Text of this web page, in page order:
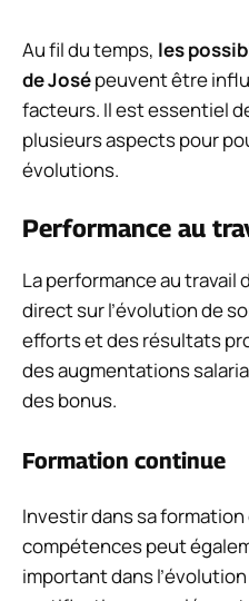
Au fil du temps, les
de Josépeuvent être
facteurs. Il est essentiel
plusieurs aspects pour
évolutions.
Performance au
La performance au travail
direct sur l’évolution de
efforts et des résultats
des augmentations
des bonus.
Formation continue
Investir dans sa
compétences peut
important dans